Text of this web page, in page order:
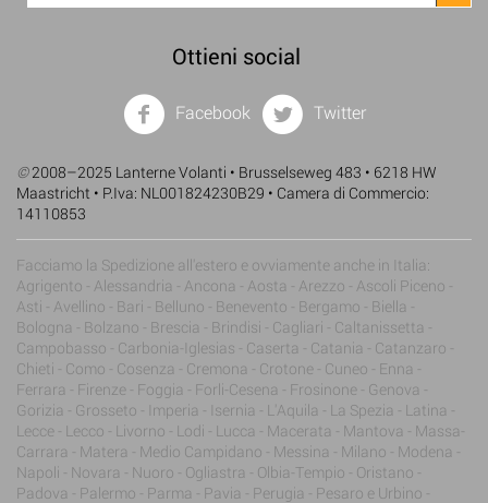
Ottieni social
Facebook Twitter
©2008–2025 Lanterne Volanti • Brusselseweg 483 • 6218 HW
Maastricht • P.Iva: NL001824230B29 • Camera di Commercio:
14110853
Facciamo la Spedizione all'estero e ovviamente anche in Italia:
Agrigento - Alessandria - Ancona - Aosta - Arezzo - Ascoli Piceno -
Asti - Avellino - Bari - Belluno - Benevento - Bergamo - Biella -
Bologna - Bolzano - Brescia - Brindisi - Cagliari - Caltanissetta -
Campobasso - Carbonia-Iglesias - Caserta - Catania - Catanzaro -
Chieti - Como - Cosenza - Cremona - Crotone - Cuneo - Enna -
Ferrara - Firenze - Foggia - Forli-Cesena - Frosinone - Genova -
Gorizia - Grosseto - Imperia - Isernia - L'Aquila - La Spezia - Latina -
Lecce - Lecco - Livorno - Lodi - Lucca - Macerata - Mantova - Massa-
Carrara - Matera - Medio Campidano - Messina - Milano - Modena -
Napoli - Novara - Nuoro - Ogliastra - Olbia-Tempio - Oristano -
Padova - Palermo - Parma - Pavia - Perugia - Pesaro e Urbino -